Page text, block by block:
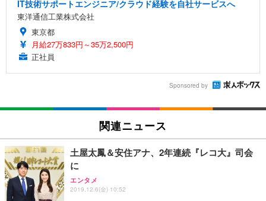
IT技術サポートエンジニア/クラウド経験を自社サービスへ
東洋通信工業株式会社
東京都
月給27万833円～35万2,500円
正社員
Sponsored by
関連ニュース
土屋太鳳＆安住アナ、2年連続『レコ大』司会
に
エンタメ
2019.12.6(金) 10:52